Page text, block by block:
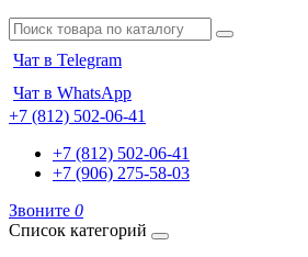
Чат в Telegram
Чат в WhatsApp
+7 (812) 502-06-41
+7 (812) 502-06-41
+7 (906) 275-58-03
Звоните 0
Список категорий